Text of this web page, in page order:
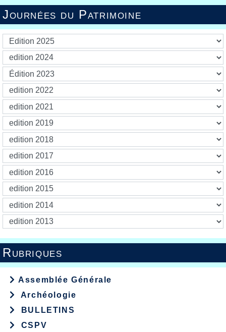
Journées du Patrimoine
Rubriques
Assemblée Générale
Archéologie
BULLETINS
CSPV